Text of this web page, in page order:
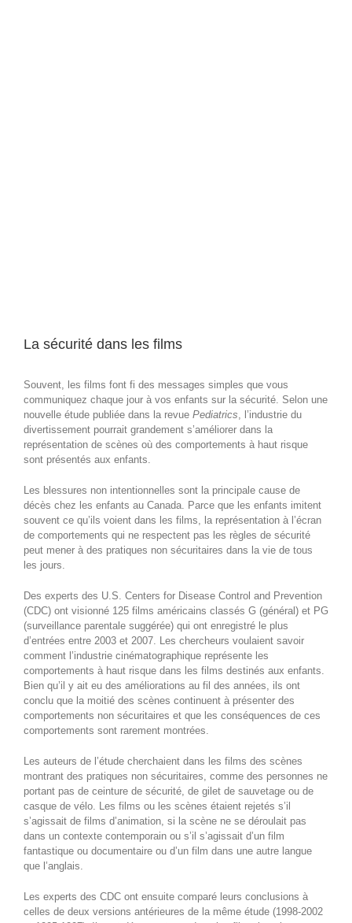
La sécurité dans les films
Souvent, les films font fi des messages simples que vous
communiquez chaque jour à vos enfants sur la sécurité. Selon une
nouvelle étude publiée dans la revue Pediatrics, l’industrie du
divertissement pourrait grandement s’améliorer dans la
représentation de scènes où des comportements à haut risque
sont présentés aux enfants.
Les blessures non intentionnelles sont la principale cause de
décès chez les enfants au Canada. Parce que les enfants imitent
souvent ce qu’ils voient dans les films, la représentation à l’écran
de comportements qui ne respectent pas les règles de sécurité
peut mener à des pratiques non sécuritaires dans la vie de tous
les jours.
Des experts des U.S. Centers for Disease Control and Prevention
(CDC) ont visionné 125 films américains classés G (général) et PG
(surveillance parentale suggérée) qui ont enregistré le plus
d’entrées entre 2003 et 2007. Les chercheurs voulaient savoir
comment l’industrie cinématographique représente les
comportements à haut risque dans les films destinés aux enfants.
Bien qu’il y ait eu des améliorations au fil des années, ils ont
conclu que la moitié des scènes continuent à présenter des
comportements non sécuritaires et que les conséquences de ces
comportements sont rarement montrées.
Les auteurs de l’étude cherchaient dans les films des scènes
montrant des pratiques non sécuritaires, comme des personnes ne
portant pas de ceinture de sécurité, de gilet de sauvetage ou de
casque de vélo. Les films ou les scènes étaient rejetés s’il
s’agissait de films d’animation, si la scène ne se déroulait pas
dans un contexte contemporain ou s’il s’agissait d’un film
fantastique ou documentaire ou d’un film dans une autre langue
que l’anglais.
Les experts des CDC ont ensuite comparé leurs conclusions à
celles de deux versions antérieures de la même étude (1998-2002